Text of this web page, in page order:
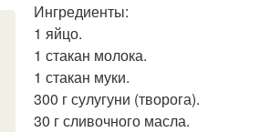
Ингредиенты:
1 яйцо.
1 стакан молока.
1 стакан муки.
300 г сулугуни (творога).
30 г сливочного масла.